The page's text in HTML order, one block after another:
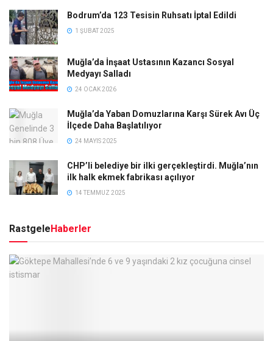
Bodrum’da 123 Tesisin Ruhsatı İptal Edildi
1 ŞUBAT 2025
Muğla’da İnşaat Ustasının Kazancı Sosyal
Medyayı Salladı
24 OCAK 2026
Muğla’da Yaban Domuzlarına Karşı Sürek Avı Üç
İlçede Daha Başlatılıyor
24 MAYIS 2025
CHP’li belediye bir ilki gerçekleştirdi. Muğla’nın
ilk halk ekmek fabrikası açılıyor
14 TEMMUZ 2025
RastgeleHaberler